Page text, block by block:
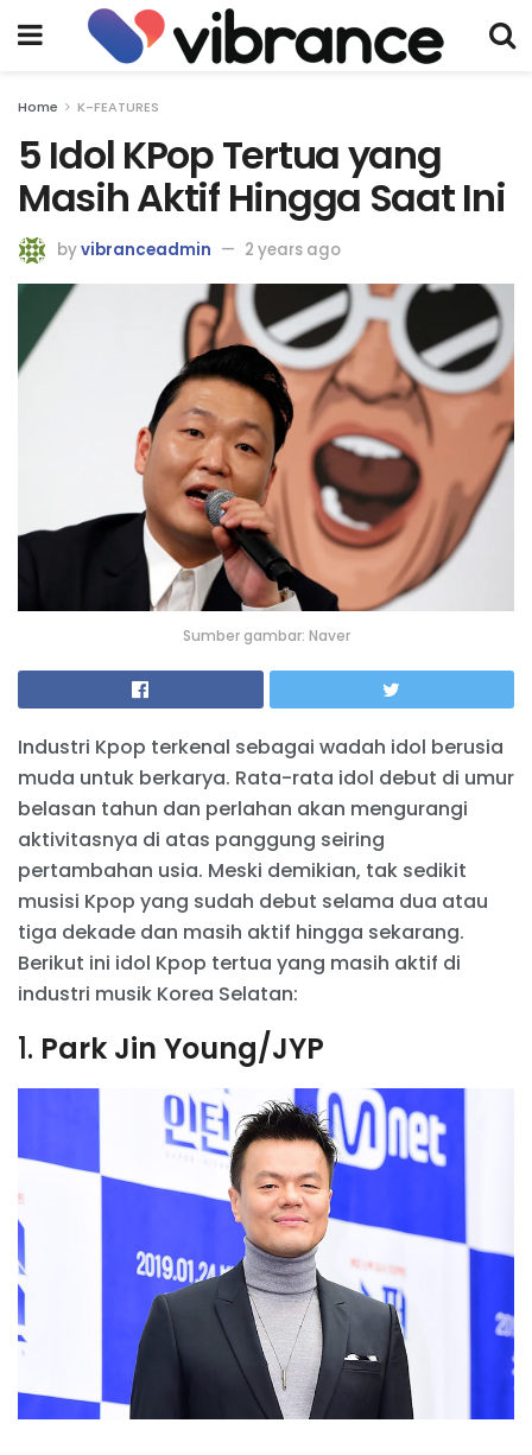
Home K-FEATURES
5 Idol KPop Tertua yang
Masih Aktif Hingga Saat Ini
byvibranceadmin 2 years ago
Sumber gambar: Naver
Industri Kpop terkenal sebagai wadah idol berusia
muda untuk berkarya. Rata-rata idol debut di umur
belasan tahun dan perlahan akan mengurangi
aktivitasnya di atas panggung seiring
pertambahan usia. Meski demikian, tak sedikit
musisi Kpop yang sudah debut selama dua atau
tiga dekade dan masih aktif hingga sekarang.
Berikut ini idol Kpop tertua yang masih aktif di
industri musik Korea Selatan:
1. Park Jin Young/JYP